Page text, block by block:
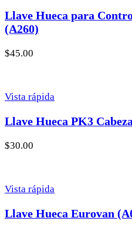
Llave Hueca para
(A260)
$45.00
Vista rápida
Llave Hueca PK3
$30.00
Vista rápida
Llave Hueca Eurovan